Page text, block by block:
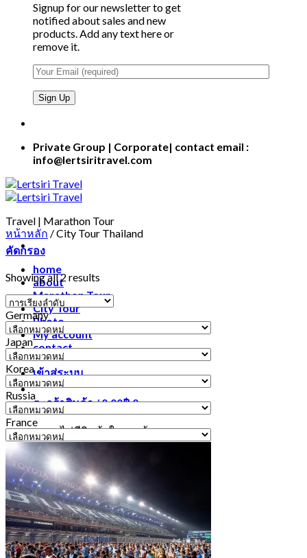
Signup for our newsletter to get
notified about sales and new
products. Add any text here or
remove it.
Private Group | Corporate| contact email :
info@lertsiritravel.com
Travel | Marathon Tour
home
about
Marathon Tour
City Tour
Photo
My account
contact
เข้าสู่ระบบ
ตะกร้าสินค้า /0.00฿0
ไม่มีสินค้าในตะกร้า
ค้นหา:
0
ตะกร้าสินค้า
หน้าหลัก /City Tour Thailand
คัดกรอง
Showing all 2 results
Germany
Germany
Japan
Japan
Korea
Korea
Russia
Russia
France
France